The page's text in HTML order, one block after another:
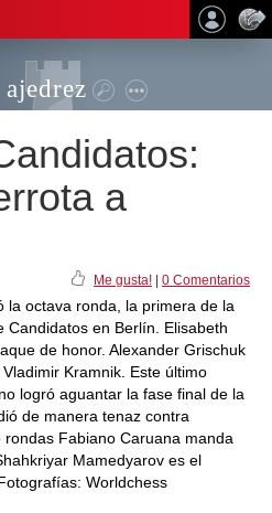
a
Me gusta! 0 Comentarios
la octava ronda, la primera de la
Candidatos en Berlín. Elisabeth
de honor. Alexander Grischuk
Kramnik. Este último
logró aguantar la fase final de la
de manera tenaz contra
Fabiano Caruana manda
Mamedyarov es el
Worldchess